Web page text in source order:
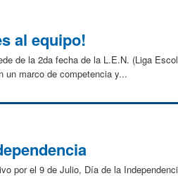
al equipo!
de la 2da fecha de la L.E.N. (Liga
un marco de competencia y...
por el 9 de Julio, Día de la